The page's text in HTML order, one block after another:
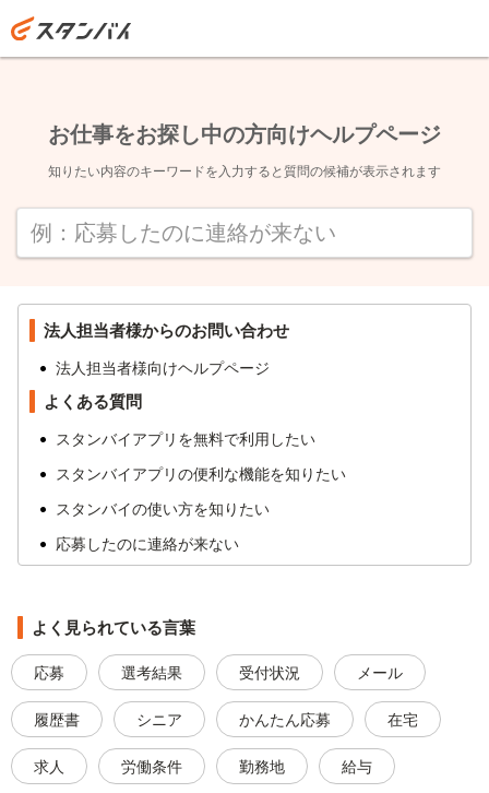
お仕事をお探し中の方向けヘルプページ
知りたい内容のキーワードを入力すると質問の候補が表示されます
法人担当者様からのお問い合わせ
法人担当者様向けヘルプページ
よくある質問
スタンバイアプリを無料で利用したい
スタンバイアプリの便利な機能を知りたい
スタンバイの使い方を知りたい
応募したのに連絡が来ない
履歴書・職務経歴書を登録したい
求人の表示順はどのようにして決められますか
よく見られている言葉
応募 選考結果 受付状況 メール
履歴書 シニア かんたん応募 在宅
求人 労働条件 勤務地 給与